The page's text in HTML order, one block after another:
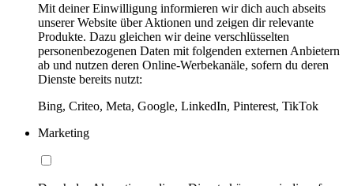
Mit deiner Einwilligung informieren wir dich auch abseits
unserer Website über Aktionen und zeigen dir relevante
Produkte. Dazu gleichen wir deine verschlüsselten
personenbezogenen Daten mit folgenden externen Anbietern
ab und nutzen deren Online-Werbekanäle, sofern du deren
Dienste bereits nutzt:
Bing, Criteo, Meta, Google, LinkedIn, Pinterest, TikTok
Marketing